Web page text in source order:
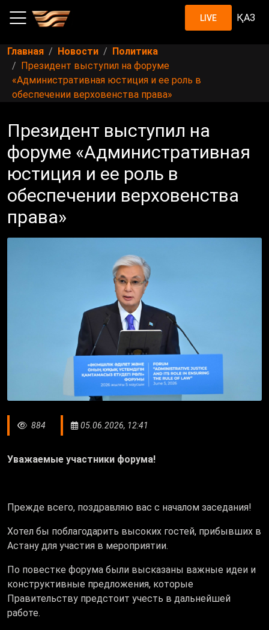
LIVE ҚАЗ
Главная Новости
Политика
Президент выступил на форуме
«Административная юстиция и ее роль в
обеспечении верховенства права»
Президент выступил на
форуме «Административная
юстиция и ее роль в
обеспечении верховенства
права»
884 05.06.2026, 12:41
Уважаемые участники форума!
Прежде всего, поздравляю вас с началом заседания!
Хотел бы поблагодарить высоких гостей, прибывших в
Астану для участия в мероприятии.
По повестке форума были высказаны важные идеи и
конструктивные предложения, которые
Правительству предстоит учесть в дальнейшей
работе.